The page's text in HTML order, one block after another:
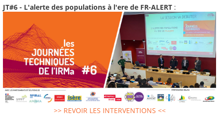
JT#6 - L'alerte des populations à l'ere de FR-ALERT :
>> REVOIR LES INTERVENTIONS <<